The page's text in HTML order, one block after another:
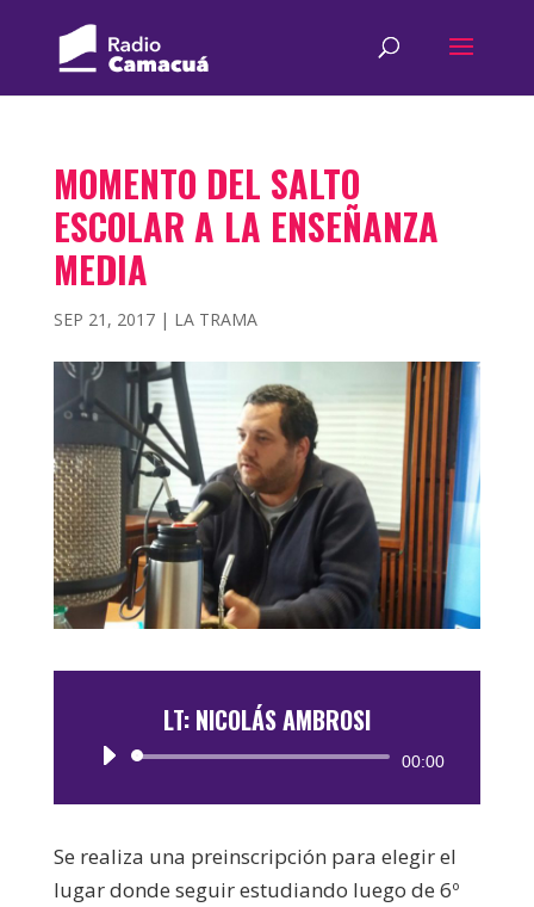
MOMENTO DEL SALTO
ESCOLAR A LA ENSEÑANZA
MEDIA
SEP 21, 2017| LA TRAMA
LT: NICOLÁS AMBROSI
Reproductor
00:00
Se realiza una preinscripción para elegir el
lugar donde seguir estudiando luego de 6º